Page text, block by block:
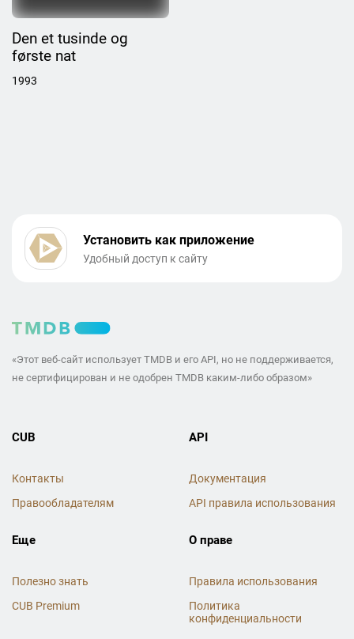
Den et tusinde og
første nat
1993
Установить как приложение
Удобный доступ к сайту
«Этот веб-сайт использует TMDB и его API, но не поддерживается,
не сертифицирован и не одобрен TMDB каким-либо образом»
CUB
Контакты
Правообладателям
API
Документация
API правила использования
Еще
Полезно знать
CUB Premium
О праве
Правила использования
Политика
конфиденциальности